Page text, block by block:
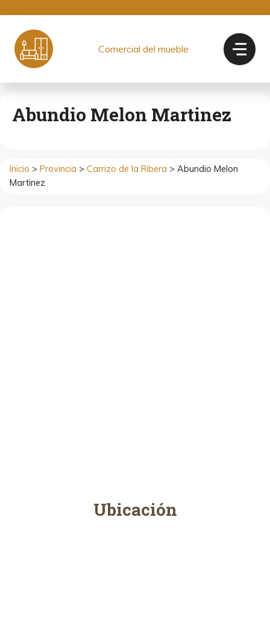
contenido
Comercial del mueble
Abundio Melon Martinez
Inicio > Provincia > Carrizo de la Ribera > Abundio Melon
Martinez
Ubicación